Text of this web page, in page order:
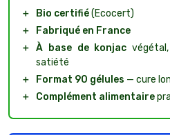
＋ Bio certifié(Ecocert)
＋
Fabriqué en France
＋ À base de konjac
satiété
＋
Format 90 gélules — cure
＋
Complément alimentaire